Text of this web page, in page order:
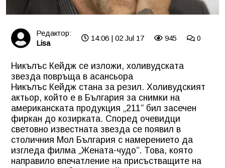
Редактор:
Lisa
14:06 | 02 Jul 17 945 0
Никълъс Кейдж се изложи, холивудската
звезда повръща в асансьора
Никълъс Кейдж стана за резил. Холивудският
актьор, който е в България за снимки на
американската продукция „211” бил засечен
фиркан до козирката. Според очевидци
световно известната звезда се появил в
столичния Мол България с намерението да
изгледа филма „Жената-чудо”. Това, която
направило впечатление на присъстващите на